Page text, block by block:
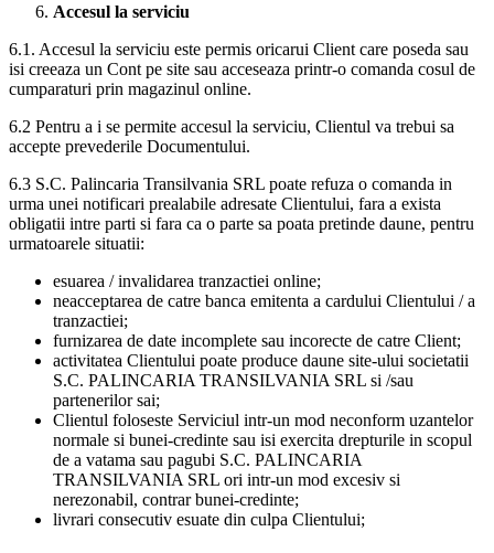
Accesul la serviciu
6.1. Accesul la serviciu este permis oricarui Client care poseda sau
isi creeaza un Cont pe site sau acceseaza printr-o comanda cosul de
cumparaturi prin magazinul online.
6.2 Pentru a i se permite accesul la serviciu, Clientul va trebui sa
accepte prevederile Documentului.
6.3 S.C. Palincaria Transilvania SRL poate refuza o comanda in
urma unei notificari prealabile adresate Clientului, fara a exista
obligatii intre parti si fara ca o parte sa poata pretinde daune, pentru
urmatoarele situatii:
esuarea / invalidarea tranzactiei online;
neacceptarea de catre banca emitenta a cardului Clientului / a
tranzactiei;
furnizarea de date incomplete sau incorecte de catre Client;
activitatea Clientului poate produce daune site-ului societatii
S.C. PALINCARIA TRANSILVANIA SRL si /sau
partenerilor sai;
Clientul foloseste Serviciul intr-un mod neconform uzantelor
normale si bunei-credinte sau isi exercita drepturile in scopul
de a vatama sau pagubi S.C. PALINCARIA
TRANSILVANIA SRL ori intr-un mod excesiv si
nerezonabil, contrar bunei-credinte;
livrari consecutiv esuate din culpa Clientului;